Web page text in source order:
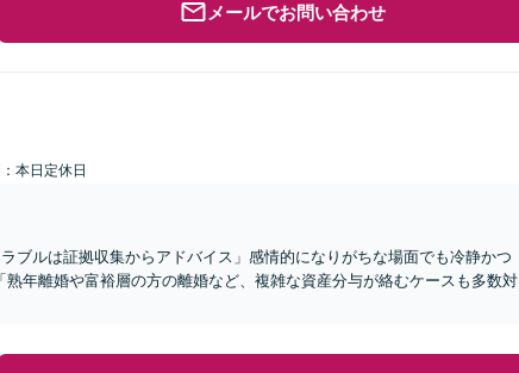
メールでお問い合わせ
本日定休日
ブルは証拠収集からアドバイス」感情的になりがちな場面でも冷静かつ
年離婚や富裕層の方の離婚など、複雑な資産分与が絡むケースも多数対